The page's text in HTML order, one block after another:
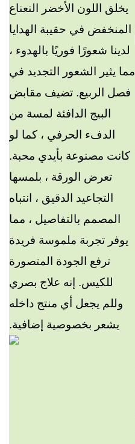
يخلق اللون الأخضر النعناع
المنخفض في حقيبة الهدايا
لدينا شعورًا فوريًا بالهدوء ،
مما يثير الشعور التجديد في
فصل الربيع. تضيف مقابض
البيج الدافئة لمسة من
الدفء الحرفي ، كما لو
كانت مصنوعة بأيدي محبة.
تعرض الورقة ، بلمسها
التجاعيد الدقيق ، انتباه
المصمم بالتفاصيل ، مما
يوفر تجربة ملموسة فريدة
ترفع الجودة المتصورة
للكيس. إنه علاج بصري
وللم يجعل أي منتج داخله
يشعر بخصوصية إضافية.